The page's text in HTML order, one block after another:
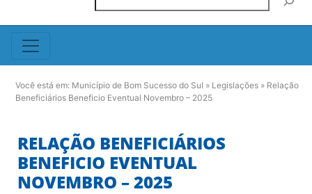
Você está em: Município de Bom Sucesso do Sul » Legislações » Relação
Beneficiários Beneficio Eventual Novembro – 2025
RELAÇÃO BENEFICIÁRIOS
BENEFICIO EVENTUAL
NOVEMBRO – 2025